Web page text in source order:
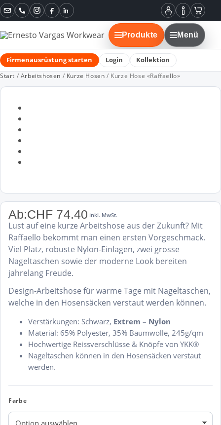
Mein
Konto
Informationen
Instagram
FacebookLinkedIn
Produkte Menü
Firmenausrüstung starten Login Kollektion
Start / Arbeitshosen / Kurze Hosen / Kurze Hose «Raffaello»
Ab:CHF74.40 inkl. MwSt.
Lust auf eine kurze Arbeitshose aus der Zukunft? Mit
Raffaello bekommt man einen ersten Vorgeschmack.
Viel Platz, robuste Nylon-Einlagen, zwei grosse
Nageltaschen sowie der moderne Look bereiten
jahrelang Freude.
Design-Arbeitshose für warme Tage mit Nageltaschen,
welche in den Hosensäcken verstaut werden können.
Verstärkungen: Schwarz, Extrem – Nylon
Material: 65% Polyester, 35% Baumwolle, 245g/qm
Hochwertige Reissverschlüsse & Knöpfe von YKK®
Nageltaschen können in den Hosensäcken verstaut
werden.
Farbe